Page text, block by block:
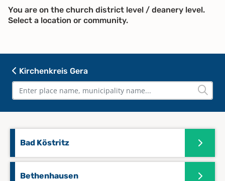
Kirchenkreis Gera
Bad Köstritz
Bethenhausen
You are on the church district level / deanery level.
Select a location or community.